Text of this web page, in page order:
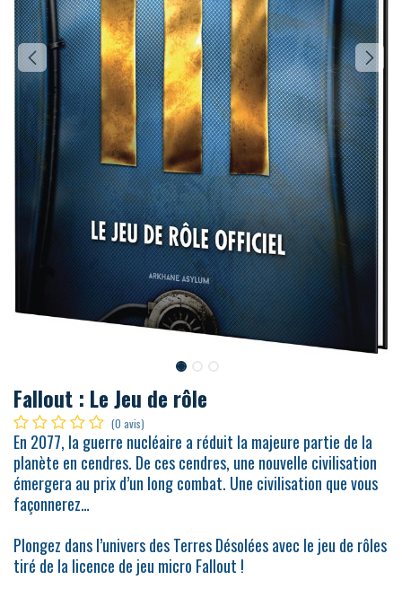
Fallout : Le Jeu de rôle
(0 avis)
En 2077, la guerre nucléaire a réduit la majeure partie de la
planète en cendres. De ces cendres, une nouvelle civilisation
émergera au prix d’un long combat. Une civilisation que vous
façonnerez…
Plongez dans l’univers des Terres Désolées avec le jeu de rôles
tiré de la licence de jeu micro Fallout !